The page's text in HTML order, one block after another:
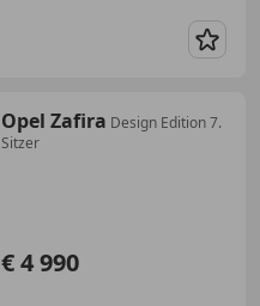
Opel Zafira Design Edition 7.
Sitzer
€ 4 990